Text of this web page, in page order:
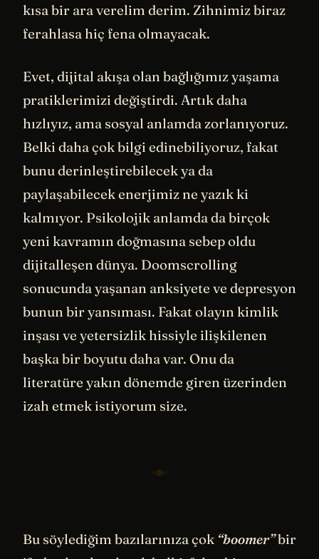
kısa bir ara verelim derim. Zihnimiz biraz
ferahlasa hiç fena olmayacak.
Evet, dijital akışa olan bağlığımız yaşama
pratiklerimizi değiştirdi. Artık daha
hızlıyız, ama sosyal anlamda zorlanıyoruz.
Belki daha çok bilgi edinebiliyoruz, fakat
bunu derinleştirebilecek ya da
paylaşabilecek enerjimiz ne yazık ki
kalmıyor. Psikolojik anlamda da birçok
yeni kavramın doğmasına sebep oldu
dijitalleşen dünya. Doomscrolling
sonucunda yaşanan anksiyete ve depresyon
bunun bir yansıması. Fakat olayın kimlik
inşası ve yetersizlik hissiyle ilişkilenen
başka bir boyutu daha var. Onu da
literatüre yakın dönemde giren üzerinden
izah etmek istiyorum size.
Bu söylediğim bazılarınıza çok “boomer”bir